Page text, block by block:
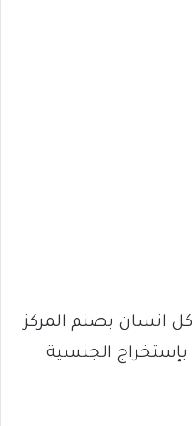
انسان بصنم المركز
الجنسية